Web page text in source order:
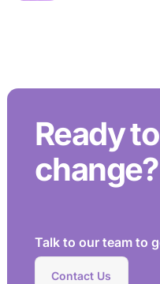
Ready
change?
Talk to our team to
Contact Us